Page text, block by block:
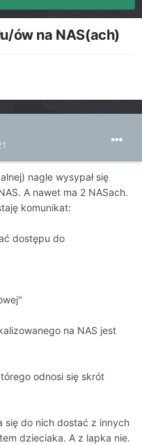
ów na NAS(ach)
nagle wysypał się
A nawet ma 2 NASach.
komunikat:
dostępu do
na NAS jest
odnosi się skrót
się do nich dostać z innych
dzieciaka. A z lapka nie.